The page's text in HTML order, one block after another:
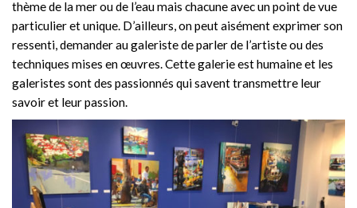
thème de la mer ou de l’eau mais chacune avec un point de vue
particulier et unique. D’ailleurs, on peut aisément exprimer son
ressenti, demander au galeriste de parler de l’artiste ou des
techniques mises en œuvres. Cette galerie est humaine et les
galeristes sont des passionnés qui savent transmettre leur
savoir et leur passion.